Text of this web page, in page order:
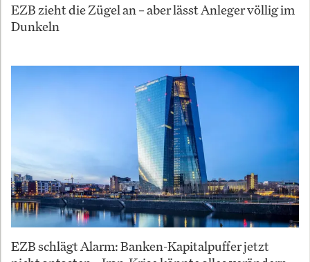
EZB zieht die Zügel an – aber lässt Anleger völlig im
Dunkeln
EZB schlägt Alarm: Banken-Kapitalpuffer jetzt